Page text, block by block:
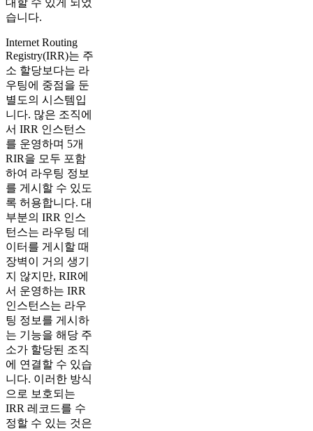
대할 수 있게 되었
습니다.
Internet Routing
Registry(IRR)는 주
소 할당보다는 라
우팅에 중점을 둔
별도의 시스템입
니다. 많은 조직에
서 IRR 인스턴스
를 운영하며 5개
RIR을 모두 포함
하여 라우팅 정보
를 게시할 수 있도
록 허용합니다. 대
부분의 IRR 인스
턴스는 라우팅 데
이터를 게시할 때
장벽이 거의 생기
지 않지만, RIR에
서 운영하는 IRR
인스턴스는 라우
팅 정보를 게시하
는 기능을 해당 주
소가 할당된 조직
에 연결할 수 있습
니다. 이러한 방식
으로 보호되는
IRR 레코드를 수
정할 수 있는 것은